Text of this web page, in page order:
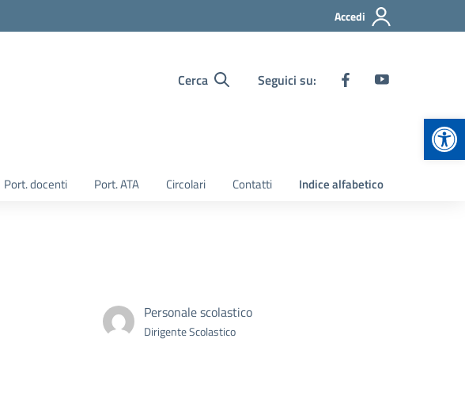
Accedi
Cerca Seguici su:
Port. docenti Port. ATA Circolari Contatti Indice alfabetico
Personale scolastico
Dirigente Scolastico